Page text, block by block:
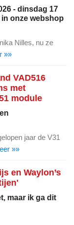
- dinsdag 17
onze webshop
Nilles, nu ze
»»
VAD516
met
module
jaar de V31
»»
en Waylon’s
maar ik ga dit